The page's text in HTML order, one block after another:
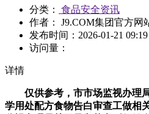
分类：
食品安全资讯
作者： J9.COM集团官方网
发布时间： 2026-01-21 09:19
访问量：
详情
仅供参考，市市场监视办理局关于调整保健食物、特殊医学用处配方食物告白审查工做相关法式的布告福建省食物药品监视办理局关于贯彻落实《保健食物出产许可审查细则》的通知(闽食药监保化〔2017〕4号)福建省食物药品监视办理局关于全面实施保健食物出产企业质量受权人轨制的通知福建省食物药品监视办理局关于印发《福建省保健食物出产企业质量受权人办理轨制》（试行）的通知福建省食物药品监视办理局关于印发保健食物出产企业质量受权人轨制试点工做实施方案的通知（闽食药监保化〔2014〕191号）福建省食物药品监视办理局关于印发福建省保健食物化妆质量量平安义务人约谈轨制（试行）的通知（闽食药监保化〔2014〕173号）福建省食物药品监视办理局关于印发《福建省保健食物出产企业量化分级办理轨制（试行）》的通知关于印发《自治区市场监视办理局关于保健食物出产企业成立质量平安消息化逃溯系统的指点看法》的通知 (内市监特食字〔2020〕131号)市市场监视办理局关于进一步依律例范保健食物企业标预备案工做的通知布告 (市市场监视办理局通知布告〔2023〕56号)天津市市场和质量监视办理委员会关于开展保健食物存案工做的布告(津市场监管保〔2017〕19号)食物律例：2025年12月发布和实施的食物相关律例汇总（2026-01-09更新）市场监视办理局关于调整保健食物、婴长儿配方食物、特殊医学用处食物出产许可和保健食物存案行政权柄的通知布告陕西省市场监视办理局关于印发《陕西省特殊食物出产运营企业落实食物平安从体义务自查演讲轨制》的通知 (陕市监发〔2025〕46号)湖南省食物药品监视办理局关于开展国产保健食物存案工做的通知布告(湘食药监通知布告〔2017〕第32号)关于印发湖南省保健食物运营企业存案验收尺度的通知（湘食药监发〔2013〕14号）陕西省食物药品监视办理局关于开展国产保健食物存案工做的布告(2017年第19号)广西壮族自治区食物药品监视办理局关于印发国产保健食物存案操做规范的通知(桂食药监保化〔2017〕5号)关于加强保健食物原料监视办理相关事宜的通知（津食药监保化〔2011〕126号）天津市食物药品监视办理局关于加强含何首乌保健食物监管的通知海南省食物药品监视办理局关于实施食物药品监管总局《保健食物许可审查细则》的通知(琼食药监保化〔2017〕9号)食物药品监视办理局办公室关于《保健食物卫生许可批件》换发《食物出产许可证》等相关工做的通知(辽食药监办生〔2017〕82号)陕西省食物药品监视办理局关于开展保健食物出产运营清理换证工做的通知(陕食药监发[2013]21号)陕西省食物药品监视办理局办公室关于实施保健食物电子监管相关问题的通知（陕食药监办函〔2014〕223号）陕西省食物药品监视办理局关于继续做好过渡期保健食物运营许可工做的通知（陕食药监许函[2012]32号）陕西省食物药品监视办理局关于印发《陕西省保健食物出产畅通许可办理法子（试行）》的通知（陕食药监发〔2014〕11号）海南发布日期：2025-10-29 15:35:46来历：食物伙伴网浏览次数：省市场监视办理局关于以人参、西洋参和灵芝等为原料存案国产保健食物检测项目标通知布告陕西省市场监视办理局关于印发《陕西省保健食物出产运营许可和存案办理法子》的通知 (陕市监发〔2024〕412号)天津市市场和质量监视办理委员会关于印发天津市保健食物出产企业风险阐发和环节节制点（HACCP）办理系统实施方案的通知(津市场监管保〔2017〕15号)食物律例：企业落实食物平安从体义务相关律例汇总【2025-12-25更新】关于落实国度食物药品监管总局相关保健食物定名有通知布告的通知(内食药监办食流函〔2016〕48号)关于加强保健食物会议营销监管指点看法的通知(粤食药监办健[2016]371号)海南省市场监视办理局关于严禁借疫情进行贸易营销炒做发布虚假违法告白的警示各地保健食物相关律例通知等汇总，。并不代表本网附和其概念和对其实正在性担任。。如要转载，省食物药品监视办理局关于印发《省保健食物出产企业九项自律轨制》（试行）、《省保健食物运营企业九项自律轨制》（试行）的通知省食物药品监视办理局关于印发《省保健食物化妆品企业停产复产监视办理法子（试行）》的通知山东广西壮族自治区食物药品监视办理局关于保健食物（委托）出产许可通知书换发食物出产许可证的通知(桂食药监保化函〔2016〕24号)广西壮族自治区食物药品监视办理局关于进一步加强保健食物告白监督工做的通知（桂食药监保化〔2013〕11号）广西壮族自治区食物药品监视办理局办公室关于印发国产保健食物注册操做规范的通知（桂食药办函〔2014〕10号）广西壮族自治区食物药品监视办理局关于发布广西保健食物化妆品出产企业质量受权人试点企业的通知（桂食药监保化〔2014〕7号）广西壮族自治区食物药品监视办理局关于印发《广西壮族自治区保健食物出产企业质量受权人办理法子（试行）》的通知（桂食药监保化〔2015〕3号）广西壮族自治区食物药品监视办理局关于印发《广西壮族自治区保健食物出产运营企业日常查抄工做法子（试行）》的通知（桂食药监保化〔2015〕2号）广西壮族自治区食物药品监视办理局关于印发广西壮族自治区保健食物行政许可公示通知布告轨制（试行）的通知（桂食药监保化〔2014〕8号）广西壮族自治区食物药品监视办理局关于将保健食物畅通许可纳入食物畅通许可审批事项的通知（桂食药监保化〔2014〕5号）广西壮族自治区食物药品监视办理局关于印发保健食物出产企业信用品级评定办理法子的通知（桂食药监保化〔2013〕12号）四川省食物药品监视办理局关于施行保健食物出产许可审查细则的通知(川食药监发〔2016〕167号)市药品监视办理局关于保健食物存案、食物（含保健食物） 出产许可相关本能机能移交的通知布告浙江省食物药品监视办理局关于开展国产保健食物存案工做的布告(2017年第2号)浙江省食物药品监视办理局关于进一步加强保健食物质量监视办理的通知（浙食药监规〔2012〕2号）浙江省食物药品监视办理局关于印发《浙江省保健食物出产企业年度演讲和停产复产演讲轨制（试行）》的通知（浙食药监规〔2014〕1号）辽宁天津市市场监视办理委员会关于加强保健食物出产运营环节监管的通知 (津市场监管特食〔2020〕3号)广东省药品监视办理局关于施行《药品、医疗器械、保健食物、特殊医学用处配方食物告白审查办理暂行法子》相关事项的布告 (2020年 第16号)海南省食物药品监视办理局关于印发《海南省保健食物出产企业平安风险品级评定和分类监管暂行法子》的通知(琼食药监保化〔2015〕14号)江西省食物药品监视办理局关于开展全省保健食物出产运营者风险分级评定和办理工做的通知(赣食药监保〔2016〕16号)云南省食物药品监视办理局关于印发《云南省保健食物出产许可审查工做流程（试行）》的通知四川省市场监视办理局办公室关于做好正在产正在售“双无”保健食物换证相关工做的通知关于进一步做好保健食物违法添加制假售假等违法行为查处工做的通知（食药监办电〔2015〕98号）海南省食物药品监视办理局关于印发《海南省保健食物化妆品平安飞翔查抄法子》的通知(琼食药监保化〔2016〕21号)海南省食物药品监视办理局关于进一步加强保健食物化妆品出产企业平安出产工做的通知（琼食药监保化〔2013〕2号）关于保健食物出产运营资历审查相关问题的通知（琼食药监保化〔2012〕22号）关于印发新修订《海南省保健食物化妆品日常监视放哨轨制（试行）》的通知（琼食药监保化〔2015〕11号）海南省食物药品监视办理局关于印发海南省保健食物化妆品日常监视放哨轨制（试行）的通知（琼食药监保化〔2014〕2号）海南省食物药品监视办理局关于印发海南省保健食物化妆品出产运营企业约谈轨制（试行）的通知（琼食药监保化〔2014〕3号）海南省食物药品监视办理局关于调整保健食物运营资历审查相关事宜的通知（琼食药监保化〔2013〕3号）食物药品监视办理局关于保健食物出产许可相关事项的通知布告(2017年第21号)关于印发《保健食物出产企业质量受权人办理暂行轨制》的通知（渝食药监保化〔2012〕22号）食物药品监视办理局关于进一步加强保健食物运营监视办理相关问题的通知食物药品监视办理局南岸区关于对保健食物运营企业实行存案办理的通知(南食药监〔2011〕15号)广西壮族自治区食物药品监视办理局关于印发《食物（含保健食物）出产许可审批操做规范》（保健食物部门）的通知“即食”、“非即食”这几个字该当标示正在标签的哪一项里面？是产物类别，关于印发《广东省保健食物出产质量办理系统实施指南》的通知(粤食药监办健〔2017〕266号)璧山区市场监视办理局关于印发《2024年度食物及特殊食物发卖环节监视查抄打算》的通知新疆维吾尔自治区市场监视办理局关于做好正在产正在售“双无”保健食物换证相关工做的布告上海市市场监视办理局关于第八届中国国际进口博览会参展企业申请打点进口特殊食物产物姑且许可等相关事项的通知布告 (沪市监特食〔2025〕277号)自治区食物药品监视办理局关于保健食物纳入食物出产许可进行办理的布告(内食药监布告〔2015〕5号)省保健食物存案打点指南（试行）省保健食物运营索证索票和台账办理工做指南（试行）省保健食物委托出产监视办理法子（试行）关于印发省保健食物平安有举报法子的通知(冀食药监食〔2012〕236号)上海市市场监视办理局关于印发《上海市保健食物出产企业共线出产通俗食物办理指南》的通知 (沪市监特食〔2020〕82号)食物药品监视办理局办公室关于进一步做好保健食物出产许可相关工做的通知(辽食药监办生〔2017〕10号)食物药品监视办理局关于做好保健食物和化妆品运营存案办理工做的通知（辽食药监保发〔2013〕205号）食物药品监视办理局关于贯彻施行《食物平安国度尺度-保健食物》相关问题的通知（辽食药监保发〔2015〕137号）食物药品监视办理局办公室关于进一步加强保健食物化妆品出产企业监管的通知（辽食药监办保〔2015〕77号）云南省食物药品监视办理局关于督促保健食物企业做好产物延续注册工做的通知(云食药监保〔2017〕32号)食物药品监视办理局关于耽误保健食物出产企业卫生许可证无效刻日的通知（渝食药监食许[2010]14号）市场监视办理局关于加强药店发卖食物保健食物监管的通知 (辽市监发（2018）6号)关于《药品、医疗器械、保健食物、特殊医学用处配方食物告白审查办理暂行法子》正式施行的通知布告市市场监视办理局关于保健食物、特殊医学用处配方食物告白审查工做相关问题的通知布告云南省食物药品监视办理局关于做好保健食物运营许可工做的通知(云食药监保〔2016〕33号)广西壮族自治区食物药品监视办理局关于印发保健食物发卖日常监视查抄规程（试行）的通知浙江省市场监视办理局关于发布《特殊食物运营合规》的布告 (暗盘监通〔2024〕11号)关于印发江苏省保健食物出产企业质量平安信用品级评定办理法子（试行）的通知(苏食药监规〔2016〕2号)上海市市场监视办理局关于简化新创办保健食物出产企业审批法式的通知 (沪市监特食﹝2020﹞18号)上海市市场监视办理局关于贯彻实施《药品、医疗器械、保健食物、特殊医学用处配方食物告白审查办理暂行法子》的布告山西省市场监视办理局关于印发《山西省正在产正在售“无无效期和无产物手艺要求”保健食物集中换证工做方案》的通知福建省食物药品监视办理局办公室关于保健食物出产许可相关事宜的弥补通知(闽食药监办保化〔2017〕46号)关于开展全省保健食物信用系统扶植试点工做的通知(苏食药监保化〔2016〕140号)关于进一步推进保健食物出产企业质量受权人试点工做的通知（苏食药监保化〔2015〕111号）当前:首页政策律例律例动态各省份发布的保健食物相关律例汇总【2025-10-29更新】陕西省食物药品监视办理局关于印发《陕西省保健食物出产运营许可办理法子》的通知(陕食药监发〔2016〕87号)江西省食物药品监视办理局 江西省工商行政办理局关于加强保健食物会议营销监管的通知(赣食药监保〔2015〕1号)市食物药品监视办理局关于加强保健食物出产运营企业办理的通知(京食药监保化[2016]19号)市药品监视办理局关于进一步明白打点国产保健食物终止注册申请工做问题的通知（京药监保化〔2010〕8号）市药品监视办理局《药品医疗器械保健食物化妆品监视抽验办理的暂行》市市场监视办理局关于进一步依律例